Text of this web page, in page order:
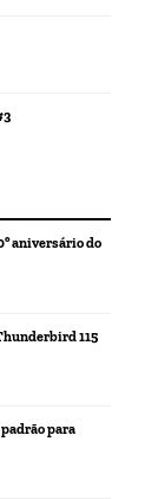
aniversário do
115
para